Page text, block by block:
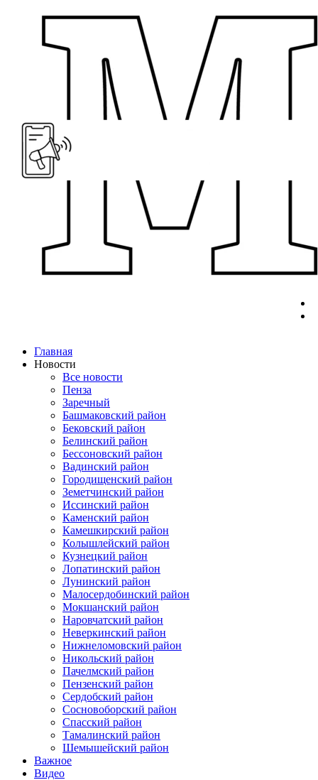
Главная
Новости
Все новости
Пенза
Заречный
Башмаковский район
Бековский район
Белинский район
Бессоновский район
Вадинский район
Городищенский район
Земетчинский район
Иссинский район
Каменский район
Камешкирский район
Колышлейский район
Кузнецкий район
Лопатинский район
Лунинский район
Малосердобинский район
Мокшанский район
Наровчатский район
Неверкинский район
Нижнеломовский район
Никольский район
Пачелмский район
Пензенский район
Сердобский район
Сосновоборский район
Спасский район
Тамалинский район
Шемышейский район
Важное
Видео